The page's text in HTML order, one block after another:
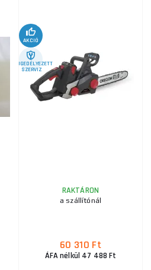
AKCIÓ
ENGEDÉLYEZETT
SZERVIZ
RAKTÁRON
a szállítónál
60 310 Ft
ÁFA nélkül 47 488 Ft